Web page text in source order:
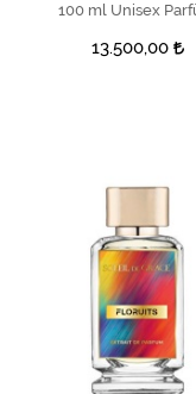
100 ml Unisex
13.500,00